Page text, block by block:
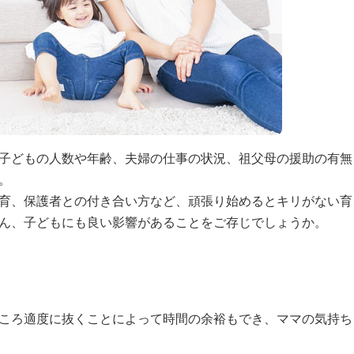
どもの人数や年齢、夫婦の仕事の状況、祖父母の援助の有無
、保護者との付き合い方など、頑張り始めるとキリがない育
子どもにも良い影響があることをご存じでしょうか。
ろ適度に抜くことによって時間の余裕もでき、ママの気持ち